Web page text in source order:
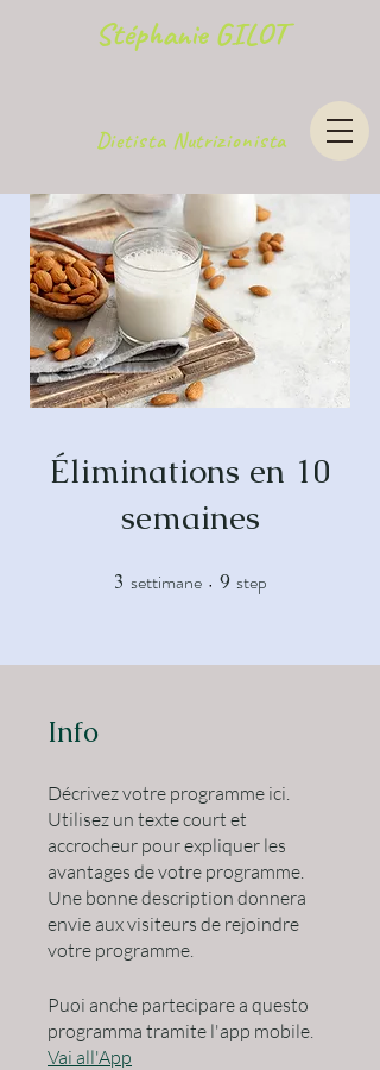
Stéphanie GILOT
Dietista Nutrizionista
Éliminations en 10
semaines
3 settimane 3 settimane
9 step
Info
Décrivez votre programme ici.
Utilisez un texte court et
accrocheur pour expliquer les
avantages de votre programme.
Une bonne description donnera
envie aux visiteurs de rejoindre
Puoi anche partecipare a questo
programma tramite l'app mobile.
Vai all'App